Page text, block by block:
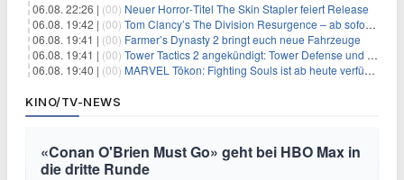
06.08. 22:26 | (00) Neuer Horror‑Titel The Skin Stapler feiert Release
06.08. 19:42 | (00) Tom Clancy’s The Division Resurgence – ab sofort für euch verfügbar
06.08. 19:41 | (00) Farmer’s Dynasty 2 bringt euch neue Fahrzeuge
06.08. 19:41 | (00) Tower Tactics 2 angekündigt: Tower Defense und Deckbuilding Kombo kehrt zurück
06.08. 19:40 | (00) MARVEL Tōkon: Fighting Souls ist ab heute verfügbar
KINO/TV-NEWS
«Conan O'Brien Must Go» geht bei HBO Max in
die dritte Runde